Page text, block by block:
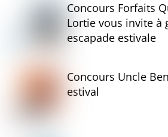
Concours Forfaits
Lortie vous invite à
escapade estivale
Concours Uncle
estival